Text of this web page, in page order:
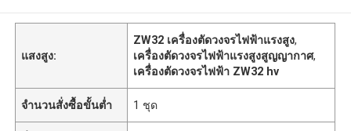
แสงสูง:
ZW32 เครื่องตัดวงจรไฟฟ้าแรงสูง,
เครื่องตัดวงจรไฟฟ้าแรงสูงสูญญากาศ,
เครื่องตัดวงจรไฟฟ้า ZW32 hv
จำนวนสั่งซื้อขั้นต่ำ 1 ชุด